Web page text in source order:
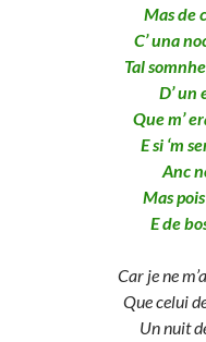
Mas de
C’ una
Tal
D’ un
Que m’
E si ‘m
Anc
Mas
E de
Car je ne
Que celui
Un nuit